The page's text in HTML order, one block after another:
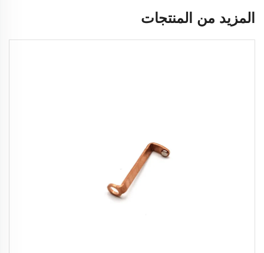
المزيد من المنتجات